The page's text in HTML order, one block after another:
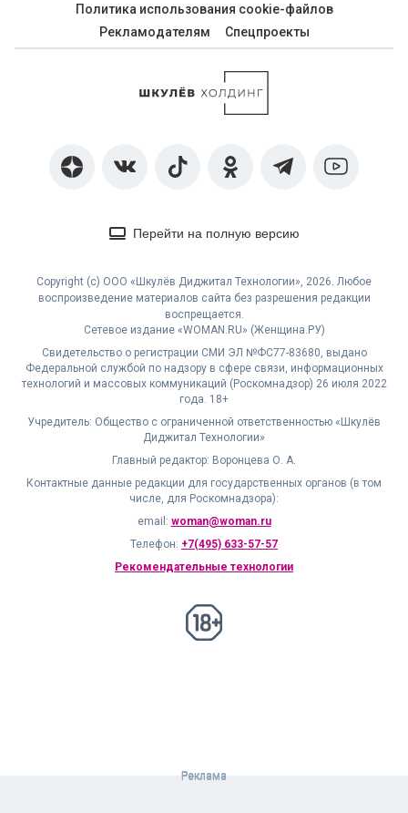
Политика использования cookie-файлов
Рекламодателям
Спецпроекты
Перейти на полную версию
Copyright (с) ООО «Шкулёв Диджитал Технологии», 2026. Любое
воспроизведение материалов сайта без разрешения редакции
воспрещается.
Сетевое издание «WOMAN.RU» (Женщина.РУ)
Свидетельство о регистрации СМИ ЭЛ №ФС77-83680, выдано
Федеральной службой по надзору в сфере связи, информационных
технологий и массовых коммуникаций (Роскомнадзор) 26 июля 2022
года. 18+
Учредитель: Общество с ограниченной ответственностью «Шкулёв
Диджитал Технологии»
Главный редактор: Воронцева О. А.
Контактные данные редакции для государственных органов (в том
числе, для Роскомнадзора):
email: woman@woman.ru
Телефон: +7(495) 633-57-57
Рекомендательные технологии
18+